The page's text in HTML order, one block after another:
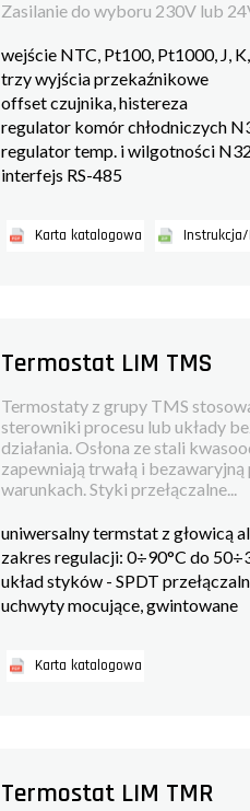
Zasilanie do wyboru 230V lub
wejście NTC, Pt100, Pt1000, J,
trzy wyjścia przekaźnikowe
offset czujnika, histereza
regulator komór chłodniczych
regulator temp. i wilgotności
interfejs RS-485
Karta katalogowa Instrukcja/
Termostat LIM TMS
Termostaty z grupy TMS
sterowniki procesu lub układy
działania. Osłona ze stali
zapewniają trwałą i
warunkach. Styki przełączalne...
uniwersalny termstat z głowicą
zakres regulacji: 0÷90°C do
układ styków - SPDT
uchwyty mocujące, gwintowane
Karta katalogowa
Termostat LIM TMR